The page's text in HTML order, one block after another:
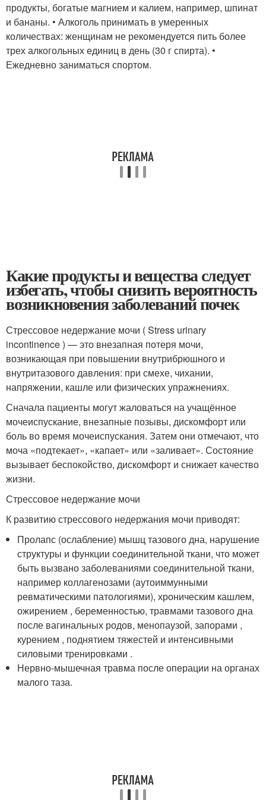
продукты, богатые магнием и калием, например, шпинат
и бананы. • Алкоголь принимать в умеренных
количествах: женщинам не рекомендуется пить более
трех алкогольных единиц в день (30 г спирта). •
Ежедневно заниматься спортом.
Какие продукты и вещества следует
избегать, чтобы снизить вероятность
возникновения заболеваний почек
Стрессовое недержание мочи ( Stress urinary
incontinence ) — это внезапная потеря мочи,
возникающая при повышении внутрибрюшного и
внутритазового давления: при смехе, чихании,
напряжении, кашле или физических упражнениях.
Сначала пациенты могут жаловаться на учащённое
мочеиспускание, внезапные позывы, дискомфорт или
боль во время мочеиспускания. Затем они отмечают, что
моча «подтекает», «капает» или «заливает». Состояние
вызывает беспокойство, дискомфорт и снижает качество
жизни.
Стрессовое недержание мочи
К развитию стрессового недержания мочи приводят:
Пролапс (ослабление) мышц тазового дна, нарушение
структуры и функции соединительной ткани, что может
быть вызвано заболеваниями соединительной ткани,
например коллагенозами (аутоиммунными
ревматическими патологиями), хроническим кашлем,
ожирением , беременностью, травмами тазового дна
после вагинальных родов, менопаузой, запорами ,
курением , поднятием тяжестей и интенсивными
силовыми тренировками .
Нервно-мышечная травма после операции на органах
малого таза.